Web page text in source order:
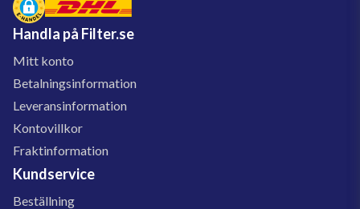
Handla på Filter.se
Mitt konto
Betalningsinformation
Leveransinformation
Kontovillkor
Fraktinformation
Kundservice
Beställning